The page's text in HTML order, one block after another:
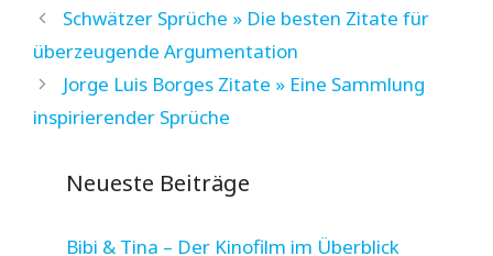
Schwätzer Sprüche » Die besten Zitate für
überzeugende Argumentation
Jorge Luis Borges Zitate » Eine Sammlung
inspirierender Sprüche
Neueste Beiträge
Bibi & Tina – Der Kinofilm im Überblick